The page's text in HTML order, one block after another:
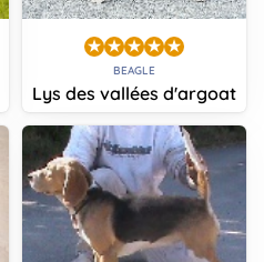
BEAGLE
Lys des vallées d'argoat